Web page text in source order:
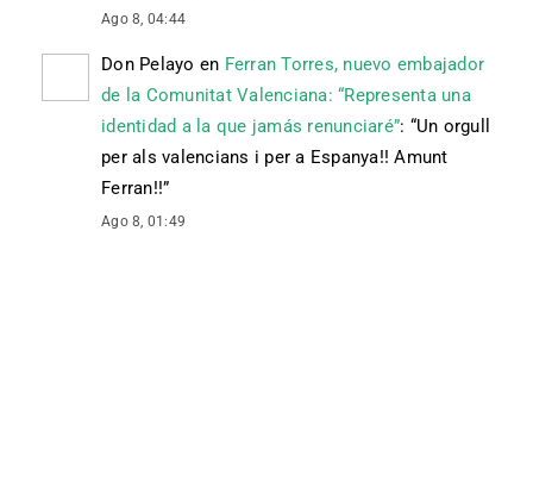
Ago 8, 04:44
Don Pelayo en Ferran Torres, nuevo embajador
de la Comunitat Valenciana: “Representa una
identidad a la que jamás renunciaré”: “Un orgull
per als valencians i per a Espanya!! Amunt
Ferran!!”
Ago 8, 01:49